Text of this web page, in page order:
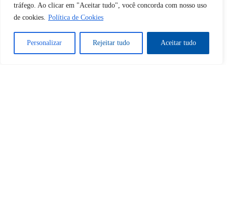
tráfego. Ao clicar em "Aceitar tudo", você concorda com nosso uso
de cookies. Política de Cookies
Personalizar Rejeitar tudo Aceitar tudo
Desbloquear esquerda : 0
Sim Não